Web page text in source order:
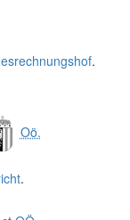
.
Oö.
.